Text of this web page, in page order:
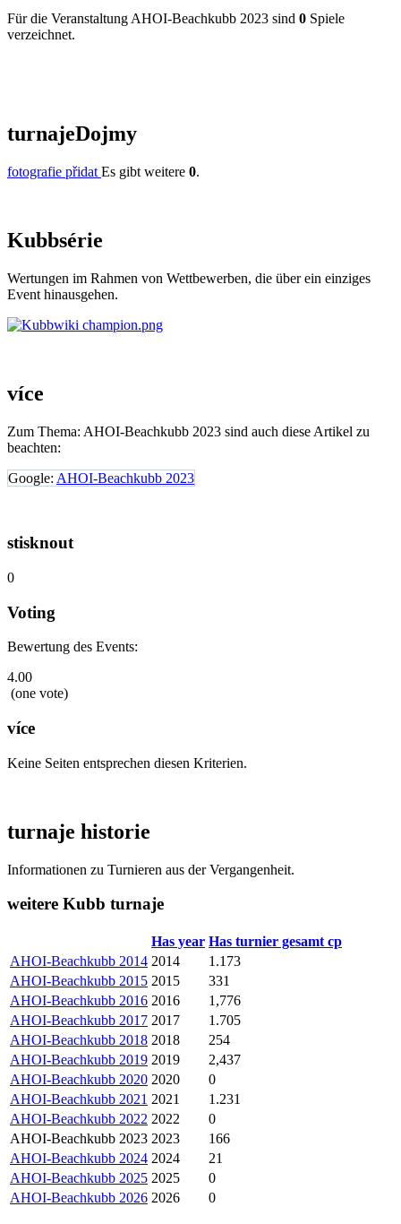
Für die Veranstaltung AHOI-Beachkubb 2023 sind 0 Spiele
verzeichnet.
turnajeDojmy
fotografie přidat Es gibt weitere 0.
Kubbsérie
Wertungen im Rahmen von Wettbewerben, die über ein einziges
Event hinausgehen.
více
Zum Thema: AHOI-Beachkubb 2023 sind auch diese Artikel zu
beachten:
Google: AHOI-Beachkubb 2023
stisknout
0
Voting
Bewertung des Events:
4.00
(one vote)
více
Keine Seiten entsprechen diesen Kriterien.
turnaje historie
Informationen zu Turnieren aus der Vergangenheit.
weitere Kubb turnaje
Has year Has turnier gesamt cp
AHOI-Beachkubb 2014 2014
1.173
AHOI-Beachkubb 2015 2015
331
AHOI-Beachkubb 2016 2016
1,776
AHOI-Beachkubb 2017 2017
1.705
AHOI-Beachkubb 2018 2018
254
AHOI-Beachkubb 2019 2019
2,437
AHOI-Beachkubb 2020 2020
0
AHOI-Beachkubb 2021 2021
1.231
AHOI-Beachkubb 2022 2022
0
AHOI-Beachkubb 2023 2023
166
AHOI-Beachkubb 2024 2024
21
AHOI-Beachkubb 2025 2025
0
AHOI-Beachkubb 2026 2026 0